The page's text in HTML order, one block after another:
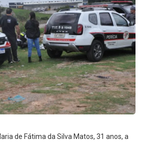
de Fátima da Silva Matos, 31 anos, a